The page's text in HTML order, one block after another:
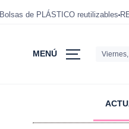
Bolsas de PLÁSTICO reutilizables
MENÚ